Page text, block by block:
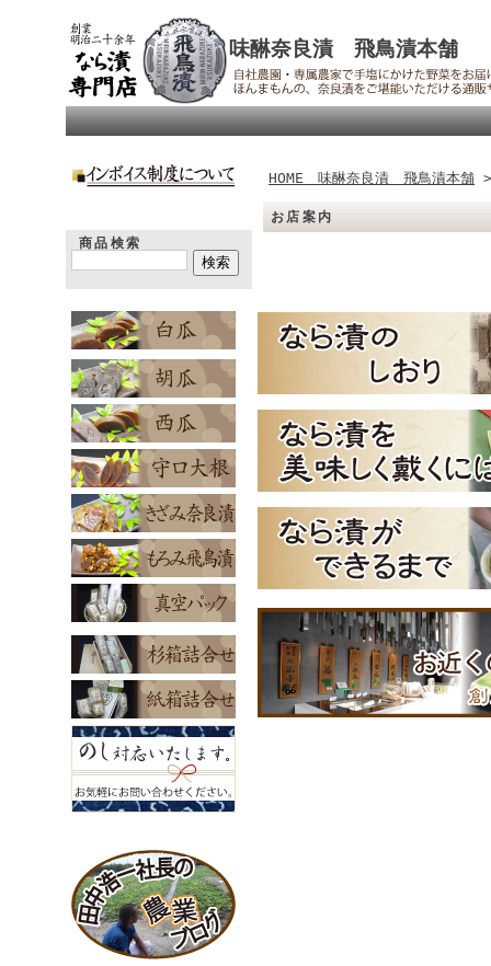
味醂奈良漬 飛鳥漬本舗
商品検索
HOME 味醂奈良漬 飛鳥漬本舗
お店案内